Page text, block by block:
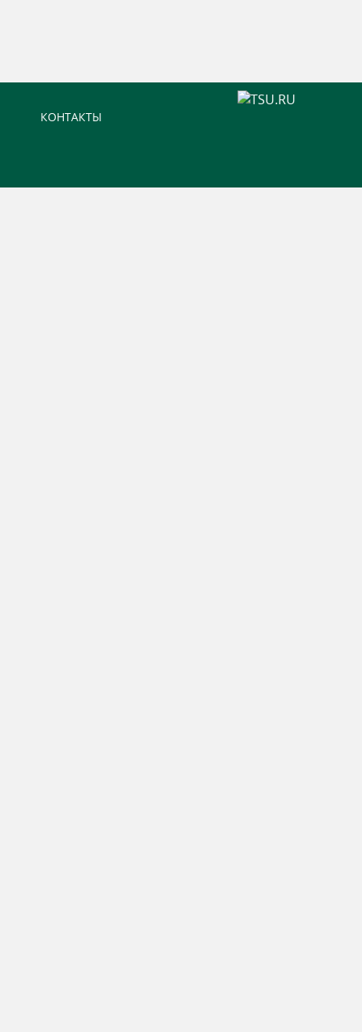
КОНТАКТЫ